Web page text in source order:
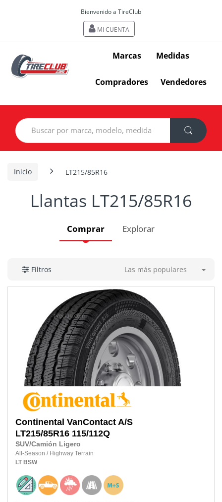
Bienvenido a TireClub
MI CUENTA
Marcas Medidas
Compradores Vendedores
Search
for:
Inicio LT215/85R16
Llantas LT215/85R16
Comprar Explorar
Filtros Las más populares
Continental VanContact A/S
LT215/85R16 115/112Q
SUV/Camión Ligero
All-Season / Highway Terrain
LT BSW